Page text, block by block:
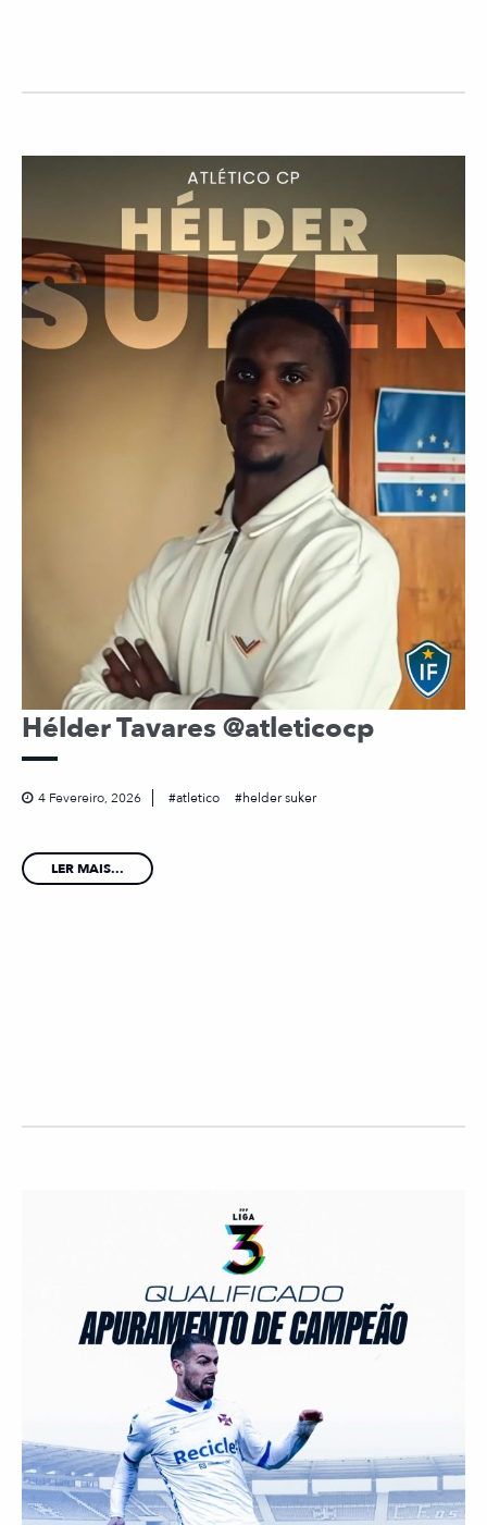
Hélder Tavares @atleticocp
4 Fevereiro, 2026 atletico helder suker
LER MAIS...